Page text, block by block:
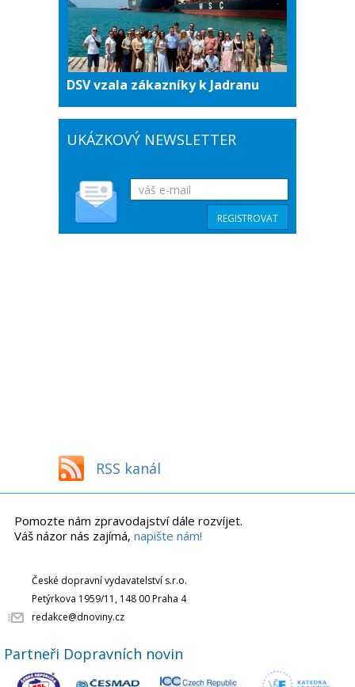
DSV vzala zákazníky k Jadranu
UKÁZKOVÝ NEWSLETTER
RSS kanál
Pomozte nám zpravodajství dále rozvíjet.
Váš názor nás zajímá, napište nám!
České dopravní vydavatelství s.r.o.
Petýrkova 1959/11, 148 00 Praha 4
redakce@dnoviny.cz
Partneři Dopravních novin